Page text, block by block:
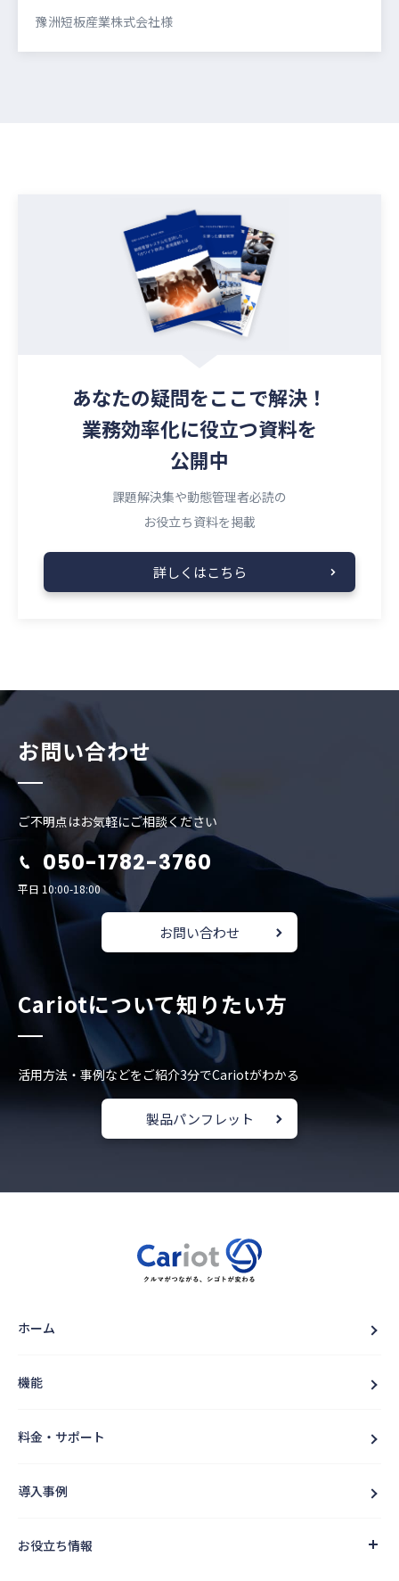
豫洲短板産業株式会社様
あなたの疑問をここで解決！
業務効率化に役立つ資料を
公開中
課題解決集や動態管理者必読の
お役立ち資料を掲載
詳しくはこちら
お問い合わせ
ご不明点はお気軽にご相談ください
050-1782-3760
平日 10:00-18:00
お問い合わせ
Cariotについて知りたい方
活用方法・事例などをご紹介3分でCariotがわかる
製品パンフレット
ホーム
機能
料金・サポート
導入事例
お役立ち情報